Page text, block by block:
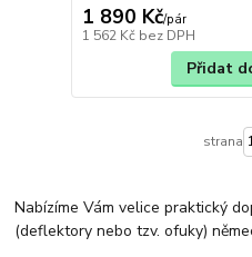
1 890 Kč/pár
1 562 Kč bez DPH
Přidat
strana
Nabízíme Vám velice praktický
(deflektory nebo tzv. ofuky)